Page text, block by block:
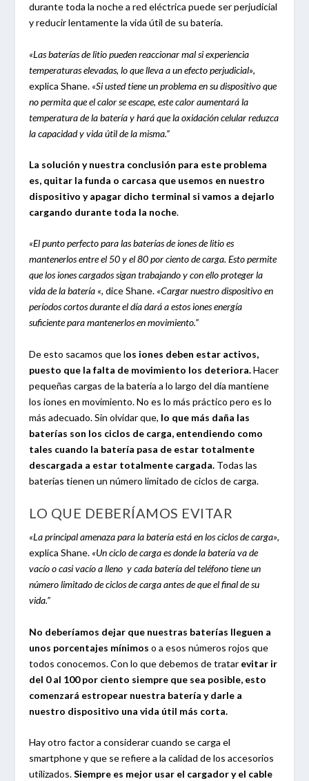
durante toda la noche a red eléctrica puede ser perjudicial
y reducir lentamente la vida útil de su batería.
«Las baterías de litio pueden reaccionar mal si experiencia
temperaturas elevadas, lo que lleva a un efecto perjudicial»,
explica Shane. «Si usted tiene un problema en su dispositivo que
no permita que el calor se escape, este calor aumentará la
temperatura de la batería y hará que la oxidación celular reduzca
la capacidad y vida útil de la misma.”
La solución y nuestra conclusión para este problema
es, quitar la funda o carcasa que usemos en nuestro
dispositivo y apagar dicho terminal si vamos a dejarlo
cargando durante toda la noche.
«El punto perfecto para las baterías de iones de litio es
mantenerlos entre el 50 y el 80 por ciento de carga. Esto permite
que los ionescargados sigan trabajando y con ello proteger la
vida de la batería «, dice Shane. «Cargar nuestro dispositivo en
períodos cortos durante el día dará a estos iones energía
suficiente para mantenerlos en movimiento.”
De esto sacamos que los iones deben estar activos,
puesto que la falta de movimiento los deteriora.Hacer
pequeñas cargas de la batería a lo largo del día mantiene
los iones en movimiento. No es lo más práctico pero es lo
más adecuado. Sin olvidar que, lo que más daña las
baterías son los ciclos de carga, entendiendo como
tales cuando la batería pasa de estar totalmente
descargada a estar totalmente cargada. Todas las
baterías tienen un número limitado de ciclos de carga.
LO QUE DEBERÍAMOS EVITAR
«La principal amenaza para la batería está en los ciclos de carga»,
explica Shane. «Un ciclo de carga es donde la batería va de
vacío o casi vacío a lleno y cada batería del teléfono tiene un
número limitado de ciclos de carga antes de que el final de su
vida.”
No deberíamos dejar que nuestras baterías lleguen a
unos porcentajes mínimos o a esos números rojos que
todos conocemos. Con lo que debemos de tratar evitar ir
del 0 al 100 por ciento siempre que sea posible, esto
comenzará estropear nuestra batería y darle a
nuestro dispositivo una vida útil más corta.
Hay otro factor a considerar cuando se carga el
smartphone y que se refiere a la calidad de los accesorios
utilizados.Siempre es mejor usar el cargador y el cable